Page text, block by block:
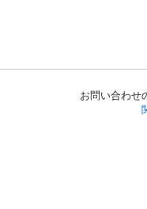
お問い合わせ